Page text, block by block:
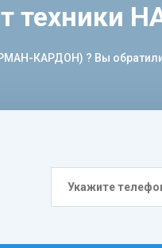
техники
КАРДОН) ? Вы